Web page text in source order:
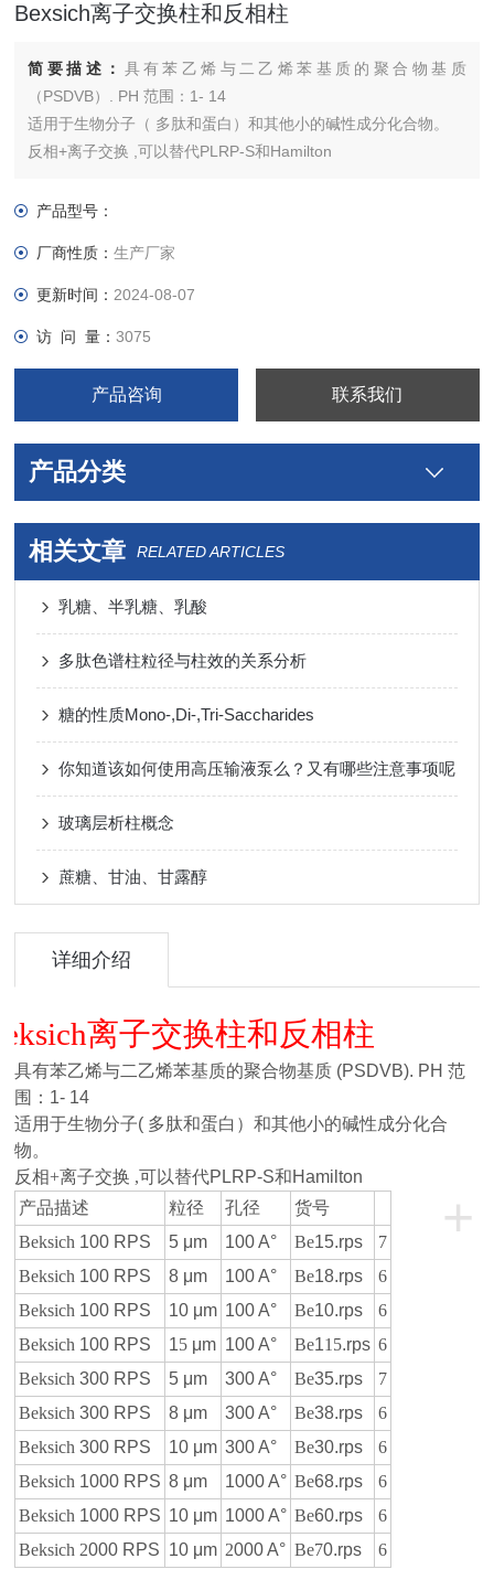
Bexsich离子交换柱和反相柱
简要描述： 具有苯乙烯与二乙烯苯基质的聚合物基质
（PSDVB）. PH 范围：1- 14
适用于生物分子（ 多肽和蛋白）和其他小的碱性成分化合物。
反相+离子交换 ,可以替代PLRP-S和Hamilton
产品型号：
厂商性质：生产厂家
更新时间： 2024-08-07
访 问 量：3075
产品咨询 联系我们
产品分类
相关文章 RELATED ARTICLES
乳糖、半乳糖、乳酸
多肽色谱柱粒径与柱效的关系分析
糖的性质Mono-,Di-,Tri-Saccharides
你知道该如何使用高压输液泵么？又有哪些注意事项呢
玻璃层析柱概念
蔗糖、甘油、甘露醇
详细介绍
离子交换柱和反相柱
具有苯乙烯与二乙烯苯基质的聚合物基质 (PSDVB). PH 范
围：1- 14
适用于生物分子( 多肽和蛋白）和其他小的碱性成分化合
物。
反相+离子交换 ,可以替代PLRP-S和Hamilton
+
产品描述 粒径 孔径
货号
Beksich 100 RPS 5 μm 100 A° Be15.rps
7
Beksich 100 RPS 8 μm 100 A° Be18.rps
6
Beksich 100 RPS 10 μm 100 A° Be10.rps
6
Beksich 100 RPS 15 μm 100 A° Be115.rps 6
Beksich 300 RPS 5 μm 300 A° Be35.rps
7
Beksich 300 RPS 8 μm 300 A° Be38.rps
6
Beksich 300 RPS 10 μm 300 A° Be30.rps
6
Beksich 1000 RPS 8 μm 1000 A° Be68.rps
6
Beksich 1000 RPS 10 μm 1000 A° Be60.rps
6
Beksich 2000 RPS 10 μm 2000 A° Be70.rps 6